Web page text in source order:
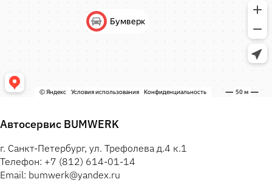
Автосервис BUMWERK
г. Санкт-Петербург, ул. Трефолева д.4 к.1
Телефон: +7 (812) 614-01-14
Email: bumwerk@yandex.ru